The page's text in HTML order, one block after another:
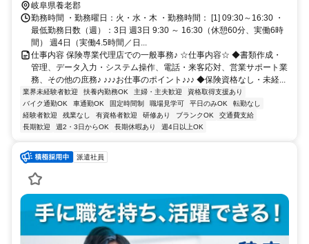
岐阜県養老郡
勤務時間 ・勤務曜日：火・水・木 ・勤務時間： [1] 09:30～16:30 ・
最低勤務日数（週）：3日 週3日 9:30 ～ 16:30（休憩60分、実働6時
間） 週4日（実働4.5時間／日...
仕事内容 保険専業代理店での一般事務♪ ☆仕事内容☆ ◆書類作成・
管理、データ入力・システム操作、電話・来客応対、営業サポート業
務、その他の庶務♪ ♪♪♪お仕事のポイント♪♪♪ ◆保険資格なし・未経...
業界未経験者歓迎 扶養内勤務OK 主婦・主夫歓迎
資格取得支援あり
バイク通勤OK
車通勤OK 固定時間制 職場見学可 平日のみOK
転勤なし
経験者歓迎
残業なし 有資格者歓迎 研修あり ブランクOK
交通費支給
長期歓迎
週2・3日からOK 長期休暇あり 週4日以上OK
派遣社員